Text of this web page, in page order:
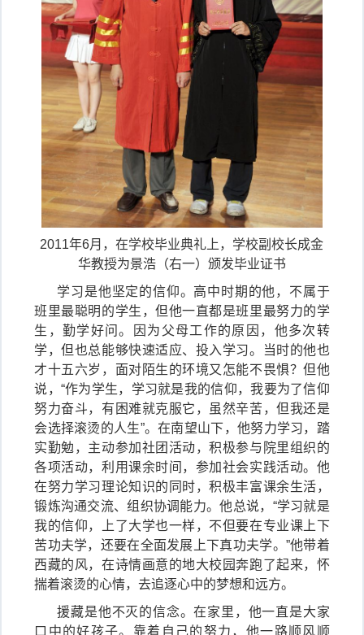
2011年6月，在学校毕业典礼上，学校副校长成金
华教授为景浩（右一）颁发毕业证书
学习是他坚定的信仰。高中时期的他，不属于
班里最聪明的学生，但他一直都是班里最努力的学
生，勤学好问。因为父母工作的原因，他多次转
学，但也总能够快速适应、投入学习。当时的他也
才十五六岁，面对陌生的环境又怎能不畏惧？但他
说，“作为学生，学习就是我的信仰，我要为了信仰
努力奋斗，有困难就克服它，虽然辛苦，但我还是
会选择滚烫的人生”。在南望山下，他努力学习，踏
实勤勉，主动参加社团活动，积极参与院里组织的
各项活动，利用课余时间，参加社会实践活动。他
在努力学习理论知识的同时，积极丰富课余生活，
锻炼沟通交流、组织协调能力。他总说，“学习就是
我的信仰，上了大学也一样，不但要在专业课上下
苦功夫学，还要在全面发展上下真功夫学。”他带着
西藏的风，在诗情画意的地大校园奔跑了起来，怀
揣着滚烫的心情，去追逐心中的梦想和远方。
援藏是他不灭的信念。在家里，他一直是大家
口中的好孩子。靠着自己的努力，他一路顺风顺